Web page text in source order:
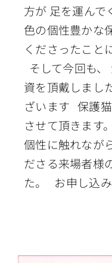
方が 足を運ん
色の個性豊かな
くださったこと
そして今回も
資を頂戴しまし
ざいます 保護
させて頂きま
個性に触れなが
ださる来場者様
た。 お申し込